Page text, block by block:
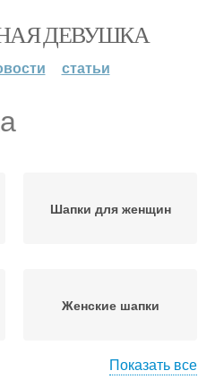
ДЕВУШКА
статьи
Шапки для женщин
Женские шапки
Показать все